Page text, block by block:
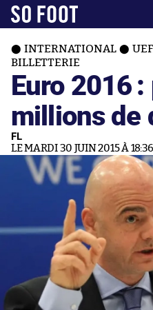
INTERNATIONAL
BILLETTERIE
Euro 2016
millions de
FL
LE MARDI 30 JUIN 2015 À 18:36